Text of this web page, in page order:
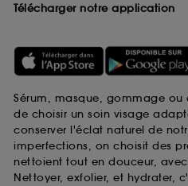
Télécharger notre application
Sérum, masque, gommage ou
de choisir un soin visage
conserver l'éclat naturel de
imperfections, on choisit des
nettoient tout en douceur,
Nettoyer, exfolier, et hydrater,